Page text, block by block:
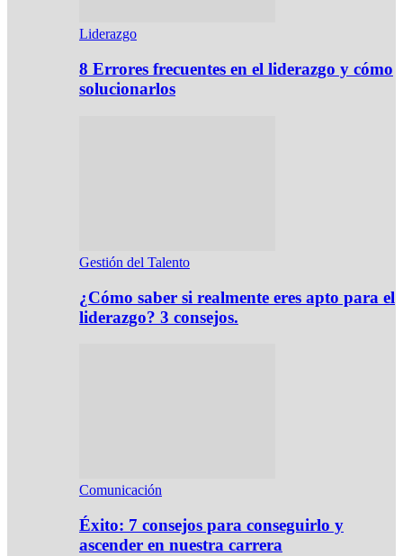
Liderazgo
8 Errores frecuentes en el liderazgo y cómo
solucionarlos
Gestión del Talento
¿Cómo saber si realmente eres apto para el
liderazgo? 3 consejos.
Comunicación
Éxito: 7 consejos para conseguirlo y
ascender en nuestra carrera